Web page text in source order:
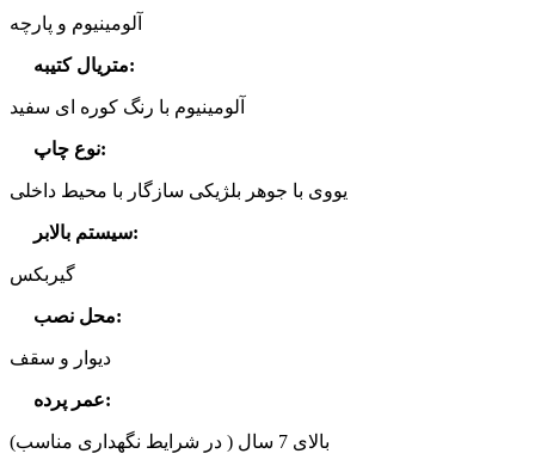
آلومینیوم و پارچه
متریال کتیبه:
آلومینیوم با رنگ کوره ای سفید
نوع چاپ:
یووی با جوهر بلژیکی سازگار با محیط داخلی
سیستم بالابر:
گیربکس
محل نصب:
دیوار و سقف
عمر پرده:
بالای 7 سال ( در شرایط نگهداری مناسب)